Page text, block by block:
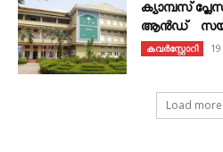
ക്യാമ്പസ്
ആൻഡ്
കവര്‍സ്റ്റോറി
Load more